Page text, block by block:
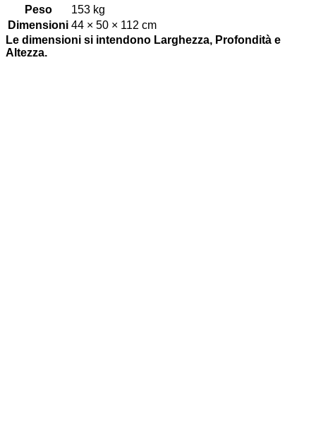
Peso
153 kg
Dimensioni 44 × 50 × 112 cm
Le dimensioni si intendono Larghezza, Profondità e
Altezza.